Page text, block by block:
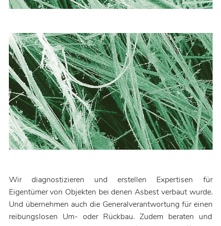
Wir diagnostizieren und erstellen Expertisen für
Eigentümer von Objekten bei denen Asbest verbaut wurde.
Und übernehmen auch die Generalverantwortung für einen
reibungslosen Um- oder Rückbau. Zudem beraten und